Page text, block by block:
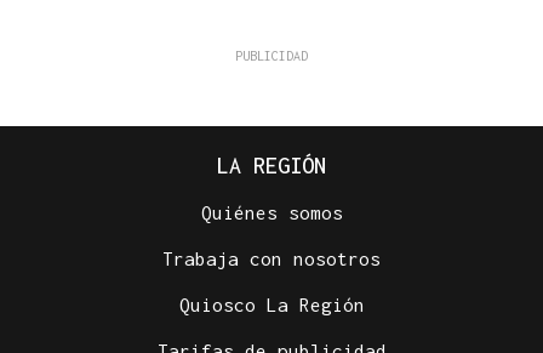
LA REGIÓN
Quiénes somos
Trabaja con nosotros
Quiosco La Región